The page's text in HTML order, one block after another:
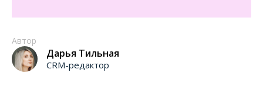
Автор
Дарья Тильная
CRM-редактор